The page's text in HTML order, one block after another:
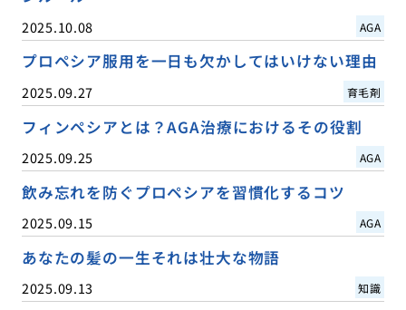
2025.10.08 AGA
プロペシア服用を一日も欠かしてはいけない理由
2025.09.27 育毛剤
フィンペシアとは？AGA治療におけるその役割
2025.09.25 AGA
飲み忘れを防ぐプロペシアを習慣化するコツ
2025.09.15 AGA
あなたの髪の一生それは壮大な物語
2025.09.13 知識